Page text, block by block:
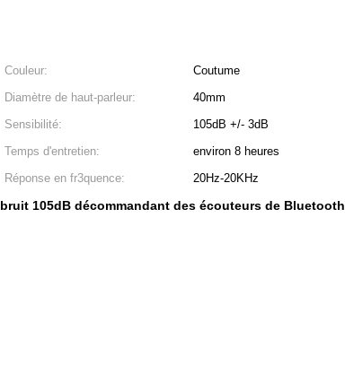
Couleur:
Coutume
Diamètre de haut-parleur:
40mm
Sensibilité:
105dB +/- 3dB
Temps d'entretien:
environ 8 heures
Réponse en fr3quence:
20Hz-20KHz
bruit 105dB décommandant des écouteurs de Bluetooth